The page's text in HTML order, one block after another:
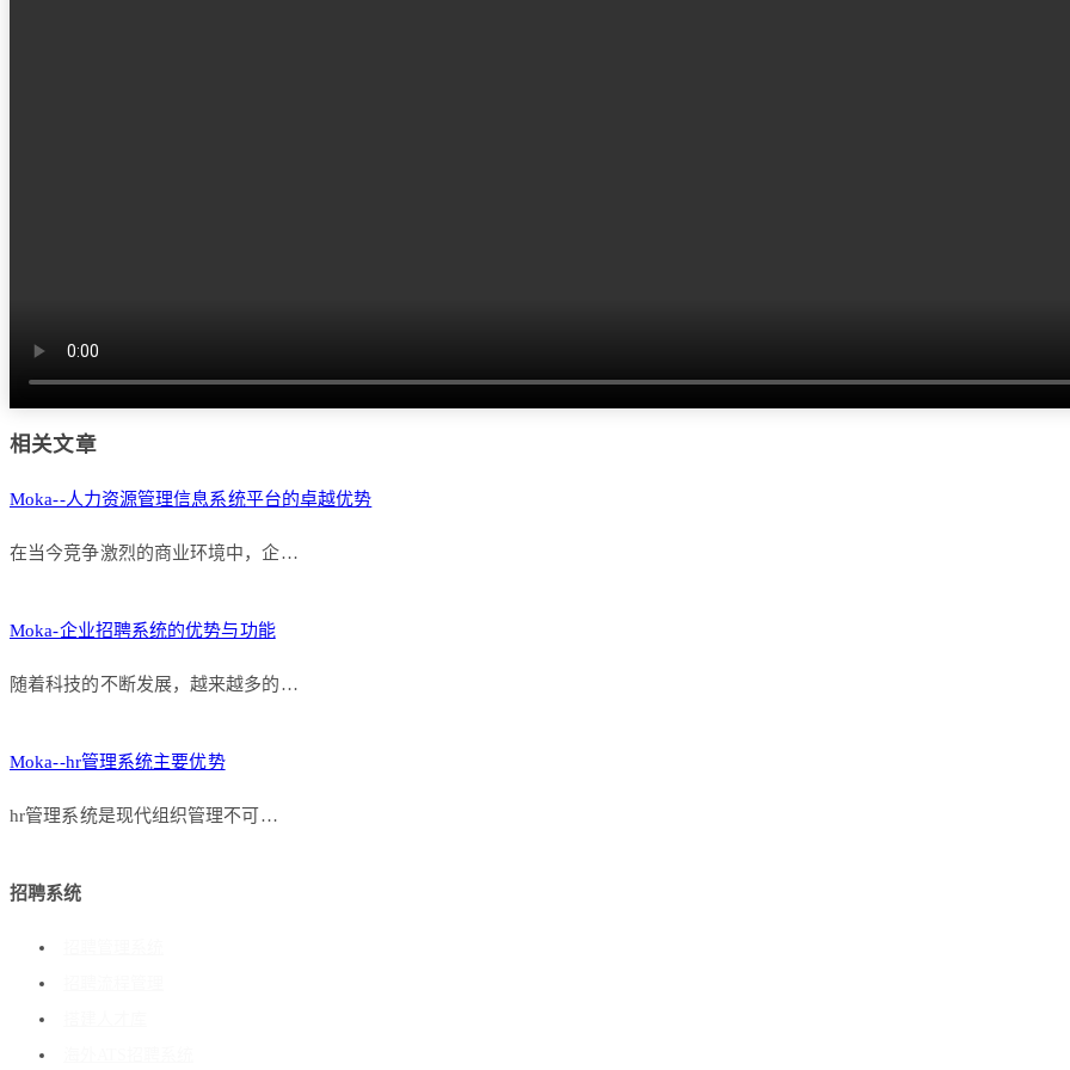
相关文章
Moka--人力资源管理信息系统平台的卓越优势
在当今竞争激烈的商业环境中，企…
Moka-企业招聘系统的优势与功能
随着科技的不断发展，越来越多的…
Moka--hr管理系统主要优势
hr管理系统是现代组织管理不可…
招聘系统